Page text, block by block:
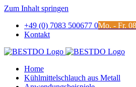
Zum Inhalt springen
+49 (0) 7083 500677 0Mo. - Fr.
Kontakt
Home
Kühlmittelschlauch aus Metall